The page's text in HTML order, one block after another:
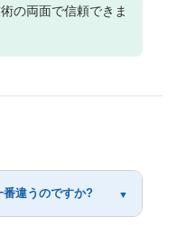
の両面で信頼できま
番違うのですか? ▼